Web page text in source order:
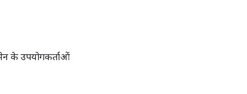
के उपयोगकर्ताओं